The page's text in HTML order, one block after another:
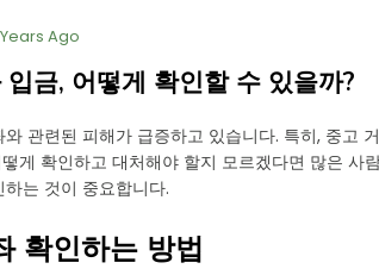
Ago
금, 어떻게 확인할 수 있을까?
와 관련된 피해가 급증하고 있습니다. 특히, 중고
게 확인하고 대처해야 할지 모르겠다면 많은 사
는 것이 중요합니다.
확인하는 방법